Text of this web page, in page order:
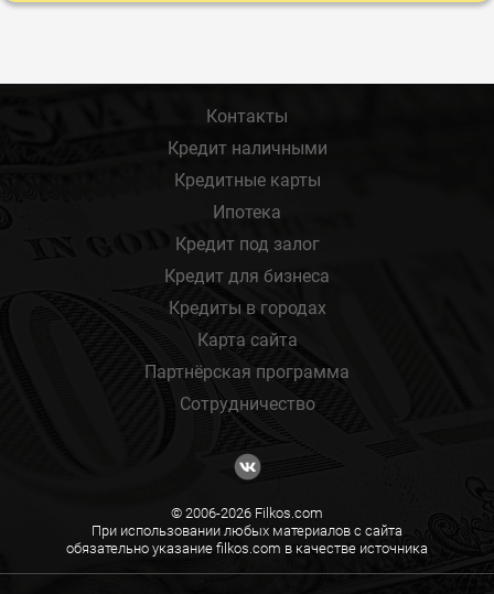
Контакты
Кредит наличными
Кредитные карты
Ипотека
Кредит под залог
Кредит для бизнеса
Кредиты в городах
Карта сайта
Партнёрская программа
Сотрудничество
© 2006-2026 Filkos.com
При использовании любых материалов с сайта
обязательно указание filkos.com в качестве источника